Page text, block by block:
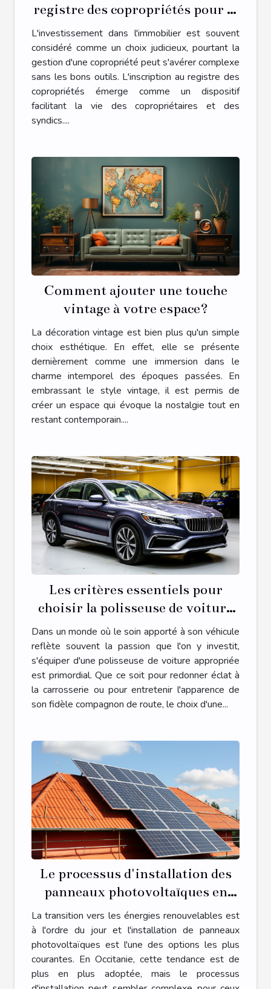
registre des copropriétés pour la
gestion de votre propriété
L'investissement dans l'immobilier est souvent
considéré comme un choix judicieux, pourtant la
gestion d'une copropriété peut s'avérer complexe
sans les bons outils. L'inscription au registre des
copropriétés émerge comme un dispositif
facilitant la vie des copropriétaires et des
syndics....
Comment ajouter une touche
vintage à votre espace?
La décoration vintage est bien plus qu'un simple
choix esthétique. En effet, elle se présente
dernièrement comme une immersion dans le
charme intemporel des époques passées. En
embrassant le style vintage, il est permis de
créer un espace qui évoque la nostalgie tout en
restant contemporain....
Les critères essentiels pour
choisir la polisseuse de voiture
adaptée à vos besoins
Dans un monde où le soin apporté à son véhicule
reflète souvent la passion que l'on y investit,
s'équiper d'une polisseuse de voiture appropriée
est primordial. Que ce soit pour redonner éclat à
la carrosserie ou pour entretenir l'apparence de
son fidèle compagnon de route, le choix d'une...
Le processus d'installation des
panneaux photovoltaïques en
Occitanie
La transition vers les énergies renouvelables est
à l'ordre du jour et l'installation de panneaux
photovoltaïques est l'une des options les plus
courantes. En Occitanie, cette tendance est de
plus en plus adoptée, mais le processus